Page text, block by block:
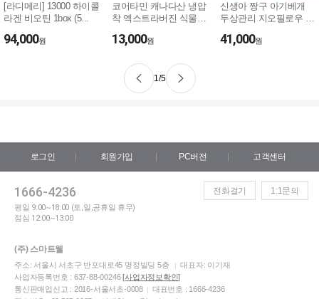
[라디메리] 13000 하이콜
라겐 비오틴 1box (5...
94,000원
코어타민 캐나다산 냉압
착 엑스트라버진 식물성
13,000원
신생아 짱구 아기베개
두상관리 지오필로우 S
41,000원
1/5
로그인 회원가입 PC버전 고객센터
1666-4236
평일 9:00~18:00 (토,일,공휴일 휴무)
점심 12:00~13:00
전화걸기 1:1문의
(주) 스마트웰
주소: 서울시 서초구 반포대로45 명정빌딩 5층 | 대표자: 이기재
사업자등록번호 : 637-88-00246 [사업자정보확인]
통신판매업신고 : 2016-서울서초-0008 | 대표번호 : 1666-4236